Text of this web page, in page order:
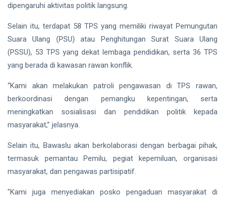
dipengaruhi aktivitas politik langsung.
Selain itu, terdapat 58 TPS yang memiliki riwayat Pemungutan
Suara Ulang (PSU) atau Penghitungan Surat Suara Ulang
(PSSU), 53 TPS yang dekat lembaga pendidikan, serta 36 TPS
yang berada di kawasan rawan konflik.
“Kami akan melakukan patroli pengawasan di TPS rawan,
berkoordinasi dengan pemangku kepentingan, serta
meningkatkan sosialisasi dan pendidikan politik kepada
masyarakat,” jelasnya.
Selain itu, Bawaslu akan berkolaborasi dengan berbagai pihak,
termasuk pemantau Pemilu, pegiat kepemiluan, organisasi
masyarakat, dan pengawas partisipatif.
"Kami juga menyediakan posko pengaduan masyarakat di